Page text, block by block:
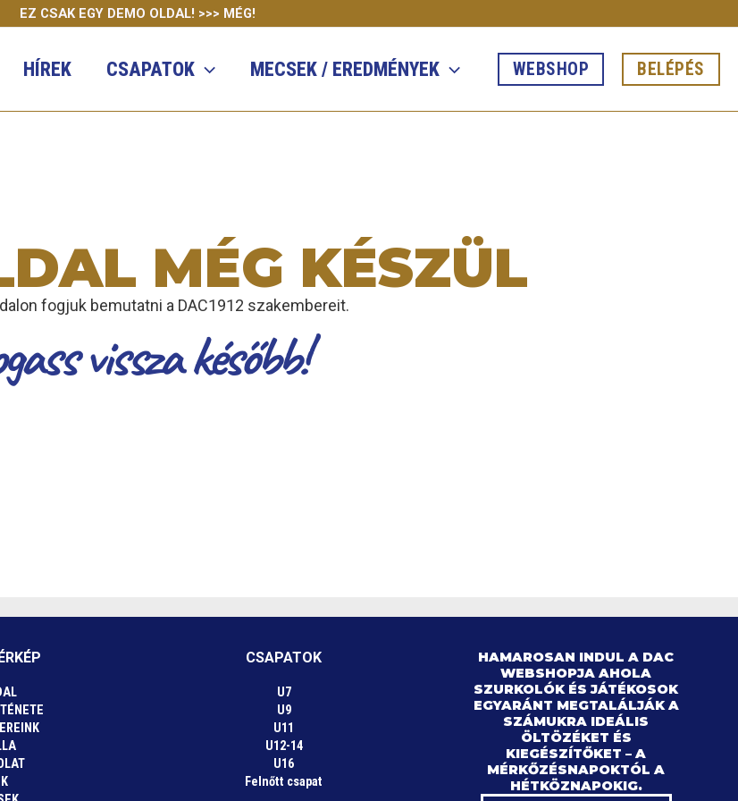
EZ CSAK EGY DEMO OLDAL! >>> MÉG!
HÍREK CSAPATOK MECSEK / EREDMÉNYEK WEBSHOP BELÉPÉS
MÉG KÉSZÜL
fogjuk bemutatni a DAC1912 szakembereit.
vissza később!
CSAPATOK
U7
U9
U11
U12-14
U16
Felnőtt csapat
HAMAROSAN INDUL A DAC
WEBSHOPJA AHOLA
SZURKOLÓK ÉS JÁTÉKOSOK
EGYARÁNT MEGTALÁLJÁK A
SZÁMUKRA IDEÁLIS
ÖLTÖZÉKET ÉS
KIEGÉSZÍTŐKET – A
MÉRKŐZÉSNAPOKTÓL A
HÉTKÖZNAPOKIG.